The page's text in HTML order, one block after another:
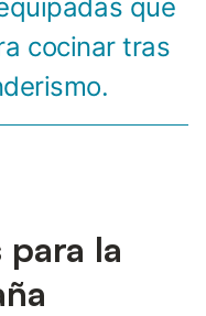
que
cocinar tras
la